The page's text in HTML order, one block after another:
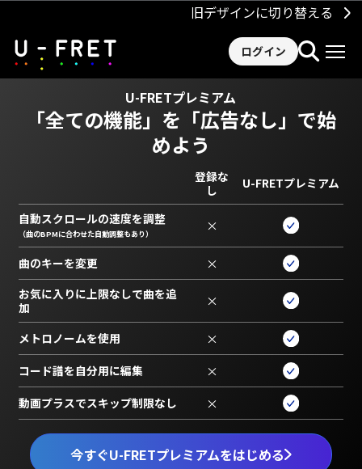
旧デザインに切り替える
ログイン
U-FRETプレミアム
「全ての機能」を 「広告なし」で始
めよう
今すぐU-FRETプレミアムをはじめる
登録な
し
U-FRETプレミアム
自動スクロールの速度を調整
（曲のBPMに合わせた自動調整もあり） ×
曲のキーを変更 ×
お気に入りに上限なしで曲を追
加
×
メトロノームを使用 ×
コード譜を自分用に編集 ×
動画プラスでスキップ制限なし ×